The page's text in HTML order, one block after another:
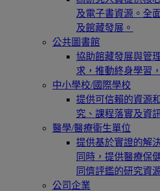
及電子書資源。全
及館藏發展。
公共圖書館
協助館藏發展與管
求，推動終身學習
中小學校/國際學校
提供可信賴的資源
究、課程落實及資
醫學/醫療衛生單位
提供基於實證的解
同時，提供醫療保
同儕評鑑的研究資
公司企業